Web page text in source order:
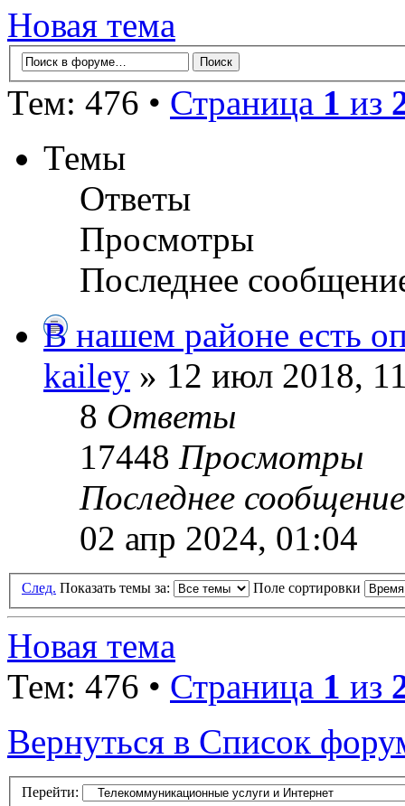
Новая тема
Тем: 476 • Страница 1 из
Темы
Ответы
Просмотры
Последнее
В нашем районе есть
kailey » 12 июл 2018,
8 Ответы
17448 Просмотры
Последнее
02 апр 2024, 01:04
След. Показать темы за: Поле сортировки
Новая тема
Тем: 476 • Страница 1 из
Вернуться в Список
Перейти: